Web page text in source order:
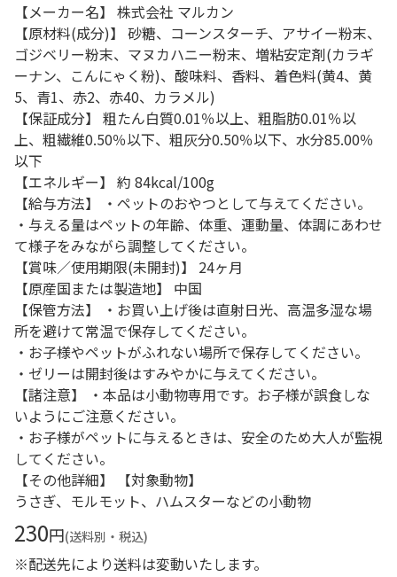
【メーカー名】 株式会社 マルカン
【原材料(成分)】 砂糖、コーンスターチ、アサイー粉末、
ゴジベリー粉末、マヌカハニー粉末、増粘安定剤(カラギ
ーナン、こんにゃく粉)、酸味料、香料、着色料(黄4、黄
5、青1、赤2、赤40、カラメル)
【保証成分】 粗たん白質0.01％以上、粗脂肪0.01％以
上、粗繊維0.50％以下、粗灰分0.50％以下、水分85.00％
以下
【エネルギー】 約 84kcal/100g
【給与方法】 ・ペットのおやつとして与えてください。
・与える量はペットの年齢、体重、運動量、体調にあわせ
て様子をみながら調整してください。
【賞味／使用期限(未開封)】 24ヶ月
【原産国または製造地】 中国
【保管方法】 ・お買い上げ後は直射日光、高温多湿な場
所を避けて常温で保存してください。
・お子様やペットがふれない場所で保存してください。
・ゼリーは開封後はすみやかに与えてください。
【諸注意】 ・本品は小動物専用です。お子様が誤食しな
いようにご注意ください。
・お子様がペットに与えるときは、安全のため大人が監視
してください。
【その他詳細】 【対象動物】
うさぎ、モルモット、ハムスターなどの小動物
230円(送料別・税込)
※配送先により送料は変動いたします。